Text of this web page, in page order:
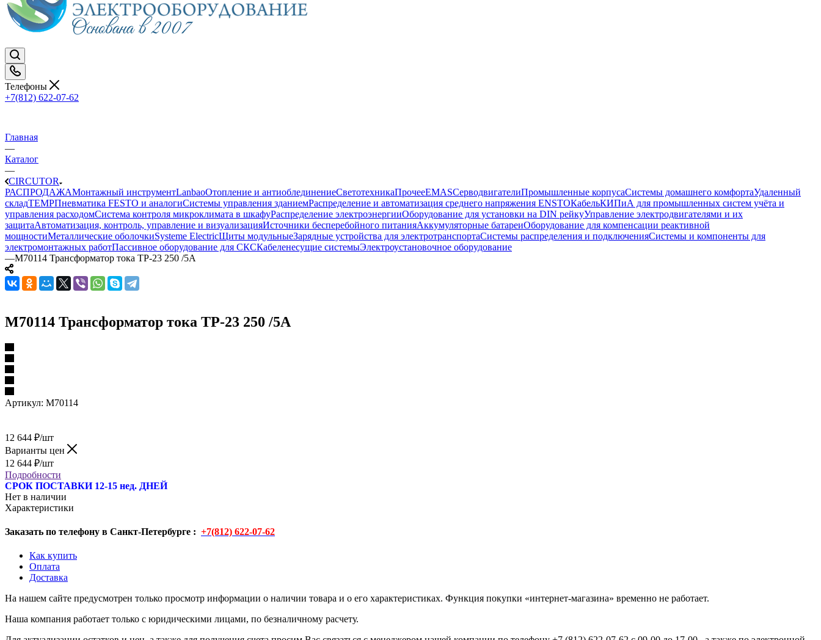
Телефоны
+7(812) 622-07-62
Главная
—
Каталог
—
CIRCUTOR
РАСПРОДАЖАМонтажный инструментLanbaoОтопление и антиоблединениеСветотехникаПрочееEMASCерводвигателиПромышленные корпусаСистемы домашнего комфортаУдаленный
складTEMPПневматика FESTO и аналогиСистемы управления зданиемРаспределение и автоматизация среднего напряжения ENSTOКабельКИПиА для промышленных систем учёта и
управления расходомСистема контроля микроклимата в шкафуРаспределение электроэнергииОборудование для установки на DIN рейкуУправление электродвигателями и их
защитаАвтоматизация, контроль, управление и визуализацияИсточники бесперебойного питанияАккумуляторные батареиОборудование для компенсации реактивной
мощностиМеталлические оболочкиSysteme ElectricЩиты модульныеЗарядные устройства для электротранспортаСистемы распределения и подключенияСистемы и компоненты для
электромонтажных работПассивное оборудование для СКСКабеленесущие системыЭлектроустановочное оборудование
—M70114 Трансформатор тока TP-23 250 /5A
M70114 Трансформатор тока TP-23 250 /5A
Артикул: M70114
12 644 ₽/шт
Варианты цен
12 644 ₽/шт
Подробности
СРОК ПОСТАВКИ 12-15 нед. ДНЕЙ
Нет в наличии
Характеристики
Заказать по телефону в Санкт-Петербурге : +7(812) 622-07-62
Как купить
Оплата
Доставка
На нашем сайте предусмотрен только просмотр информации о наличии товара и о его характеристиках. Функция покупки «интернет-магазина» временно не работает.
Наша компания работает только с юридическими лицами, по безналичному расчету.